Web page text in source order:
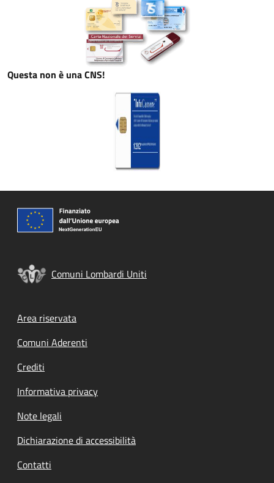
Questa non è una CNS!
Comuni Lombardi Uniti
Footer menu
Area riservata
Comuni Aderenti
Crediti
Informativa privacy
Note legali
Dichiarazione di accessibilità
Contatti